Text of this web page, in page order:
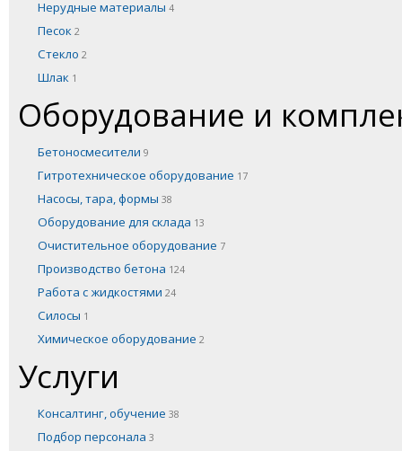
Нерудные материалы 4
Песок 2
Стекло 2
Шлак 1
Оборудование и
Бетоносмесители 9
Гитротехническое оборудование 17
Насосы, тара, формы 38
Оборудование для склада 13
Очистительное оборудование 7
Производство бетона 124
Работа с жидкостями 24
Силосы 1
Химическое оборудование 2
Услуги
Консалтинг, обучение 38
Подбор персонала 3